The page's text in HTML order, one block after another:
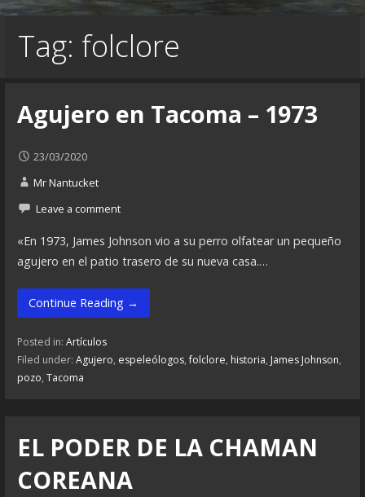
Tag: folclore
Agujero en Tacoma – 1973
23/03/2020
Mr Nantucket
Leave a comment
«En 1973, James Johnson vio a su perro olfatear un pequeño
agujero en el patio trasero de su nueva casa.…
Continue Reading →
Posted in: Artículos
Filed under: Agujero, espeleólogos,folclore, historia, James Johnson,
pozo, Tacoma
EL PODER DE LA CHAMAN
COREANA